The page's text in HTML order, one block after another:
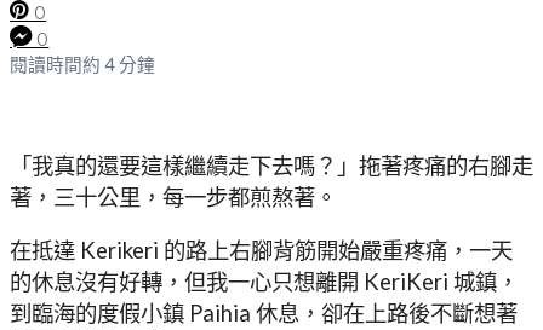
0
0
閱讀時間約 4 分鐘
「我真的還要這樣繼續走下去嗎？」拖著疼痛的右腳走
著，三十公里，每一步都煎熬著。
在抵達 Kerikeri 的路上右腳背筋開始嚴重疼痛，一天
的休息沒有好轉，但我一心只想離開 KeriKeri 城鎮，
到臨海的度假小鎮 Paihia 休息，卻在上路後不斷想著